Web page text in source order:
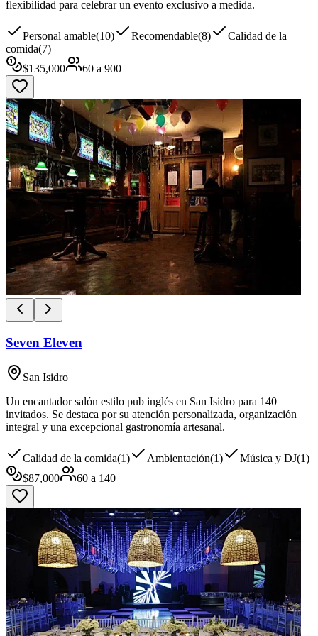
flexibilidad para celebrar un evento exclusivo a medida.
Personal amable(10) Recomendable(8)
Calidad de la
comida(7)
$135,000 60 a 900
Seven Eleven
San Isidro
Un encantador salón estilo pub inglés en San Isidro para 140
invitados. Se destaca por su atención personalizada, organización
integral y una excepcional gastronomía artesanal.
Calidad de la comida(1) Ambientación(1) Música y DJ(1)
$87,000 60 a 140